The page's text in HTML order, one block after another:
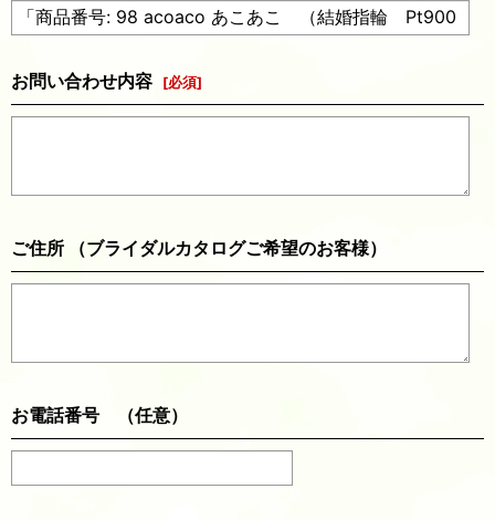
お問い合わせ内容 [必須]
ご住所 （ブライダルカタログご希望のお客様）
お電話番号 （任意）